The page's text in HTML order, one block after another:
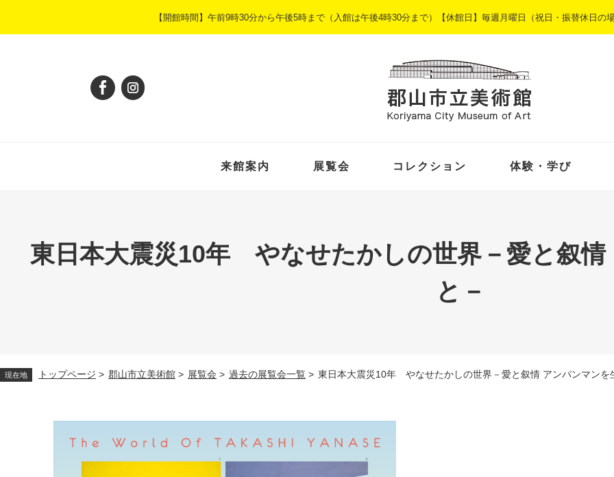
【開館時間】午前9時30分から午後5時まで（入館は午後4時30分まで）【休館日】毎週月曜日（祝日・振替休日の
来館案内 展覧会 コレクション 体験・学び
東日本大震災10年 やなせたかしの世界－愛と叙
と－
現在地 トップページ > 郡山市立美術館 > 展覧会 > 過去の展覧会一覧 > 東日本大震災10年 やなせたかしの世界－愛と叙情 アンパンマンを